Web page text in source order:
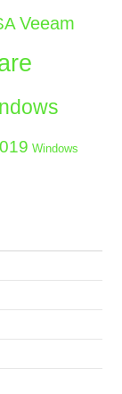
Veeam
Windows